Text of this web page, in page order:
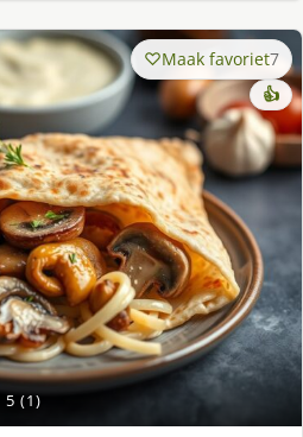
5 (1)
Maak favoriet7
👍